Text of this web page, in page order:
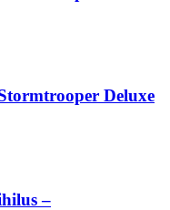
Deluxe
–